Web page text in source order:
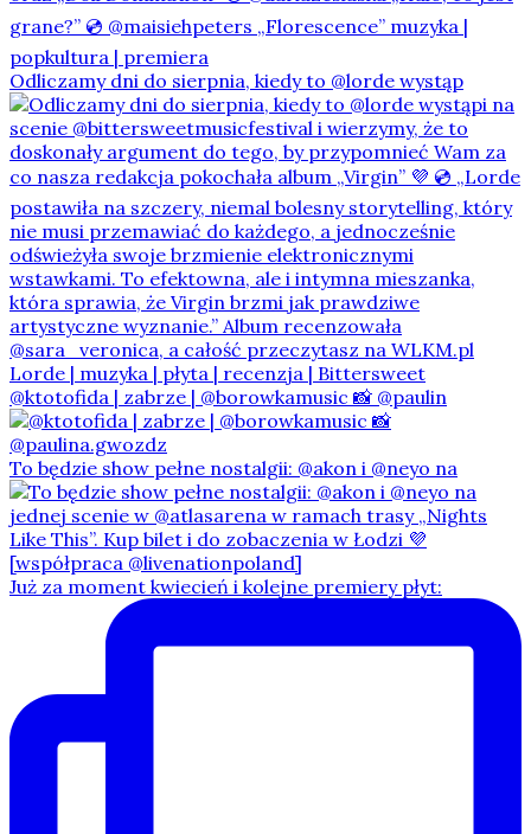
Odliczamy dni do sierpnia, kiedy to @lorde wystąp
@ktotofida | zabrze | @borowkamusic 📸 @paulin
To będzie show pełne nostalgii: @akon i @neyo na
Już za moment kwiecień i kolejne premiery płyt: